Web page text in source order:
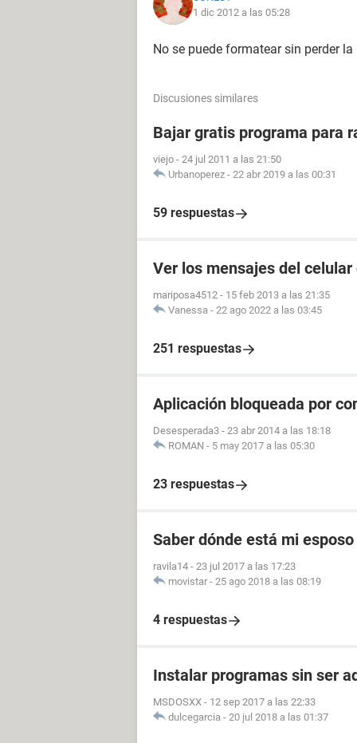
1 dic 2012 a las 05:28
No se puede formatear sin perder
Discusiones similares
Bajar gratis programa para
viejo - 24 jul 2011 a las 21:50
Urbanoperez - 22 abr 2019 a las 00:31
59 respuestas
Ver los mensajes del
mariposa4512 - 15 feb 2013 a las 21:35
Vanessa - 22 ago 2022 a las 03:45
251 respuestas
Aplicación bloqueada por
Desesperada3 - 23 abr 2014 a las 18:18
ROMAN - 5 may 2017 a las 05:30
23 respuestas
Saber dónde está mi
ravila14 - 23 jul 2017 a las 17:23
movistar - 25 ago 2018 a las 08:19
4 respuestas
Instalar programas sin ser
MSDOSXX - 12 sep 2017 a las 22:33
dulcegarcia - 20 jul 2018 a las 01:37